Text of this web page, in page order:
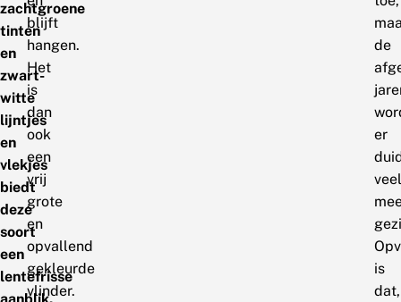
zachtgroene
tinten
en
zwart-
witte
lijntjes
en
vlekjes
biedt
deze
soort
een
lentefrisse
blijft
hangen.
Het
is
dan
ook
een
vrij
grote
en
opvallend
gekleurde
vlinder.
de
er
veel
is
dat,